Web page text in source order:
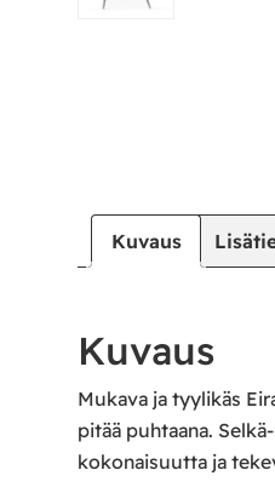
Kuvaus
Kuvaus
Mukava ja tyylikäs
pitää puhtaana.
kokonaisuutta ja